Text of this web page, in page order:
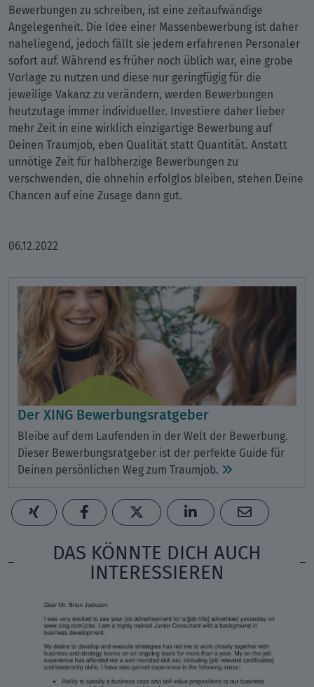
Bewerbungen zu schreiben, ist eine zeitaufwändige
Angelegenheit. Die Idee einer Massenbewerbung ist daher
naheliegend, jedoch fällt sie jedem erfahrenen Personaler
sofort auf. Während es früher noch üblich war, eine grobe
Vorlage zu nutzen und diese nur geringfügig für die
jeweilige Vakanz zu verändern, werden Bewerbungen
heutzutage immer individueller. Investiere daher lieber
mehr Zeit in eine wirklich einzigartige Bewerbung auf
Deinen Traumjob, eben Qualität statt Quantität. Anstatt
unnötige Zeit für halbherzige Bewerbungen zu
verschwenden, die ohnehin erfolglos bleiben, stehen Deine
Chancen auf eine Zusage dann gut.
06.12.2022
Der XING Bewerbungsratgeber
Bleibe auf dem Laufenden in der Welt der Bewerbung.
Dieser Bewerbungsratgeber ist der perfekte Guide für
Deinen persönlichen Weg zum Traumjob.
DAS KÖNNTE DICH AUCH
INTERESSIEREN